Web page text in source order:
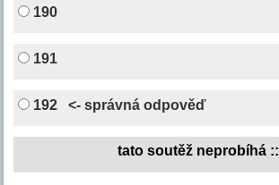
190
191
192 <- správná odpověď
tato soutěž neprobíhá ::